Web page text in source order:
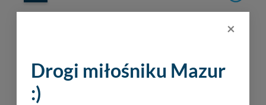
PORT PARTNERSKI
×
Drogi miłośniku Mazur
:)